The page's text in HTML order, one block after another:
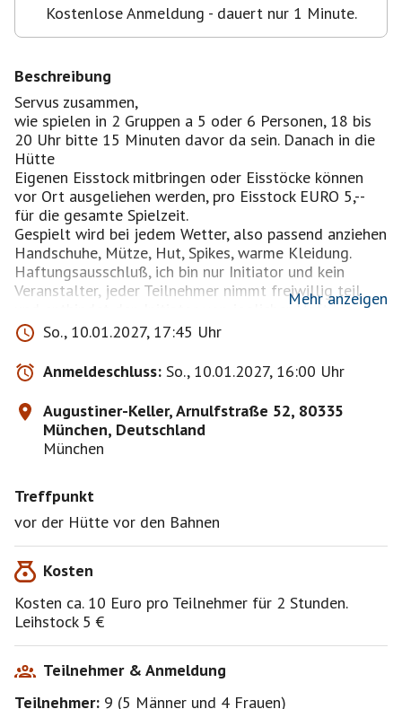
Kostenlose Anmeldung - dauert nur 1 Minute.
Beschreibung
Servus zusammen,
wie spielen in 2 Gruppen a 5 oder 6 Personen, 18 bis
20 Uhr bitte 15 Minuten davor da sein. Danach in die
Hütte
Eigenen Eisstock mitbringen oder Eisstöcke können
vor Ort ausgeliehen werden, pro Eisstock EURO 5,--
für die gesamte Spielzeit.
Gespielt wird bei jedem Wetter, also passend anziehen
Handschuhe, Mütze, Hut, Spikes, warme Kleidung.
Haftungsausschluß, ich bin nur Initiator und kein
Veranstalter, jeder Teilnehmer nimmt freiwillig teil
und entbindet den Initiator von jeglicher Haftung
oder Schadenersatz, egal aus welchem Rechtsgrund
auch immer.
Wer nicht kommt oder sich nicht rechtzeitig 2 Tage
vorher abmeldet bezahlt die 10€,
die Bahn ist reserviert und muß bezahlt werden, bei
weniger Teilnehmer erhöht sich der Betrag
Mehr anzeigen
So., 10.01.2027, 17:45 Uhr
Anmeldeschluss: So., 10.01.2027, 16:00 Uhr
Augustiner-Keller, Arnulfstraße 52, 80335
München, Deutschland
München
Treffpunkt
vor der Hütte vor den Bahnen
Kosten
Kosten ca. 10 Euro pro Teilnehmer für 2 Stunden.
Leihstock 5 €
Teilnehmer & Anmeldung
Teilnehmer: 9 (5 Männer und 4 Frauen)